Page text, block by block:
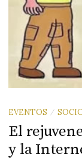
EVENTOS /
El
y la